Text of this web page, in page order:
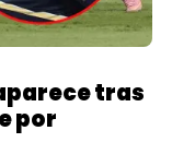
tras
por